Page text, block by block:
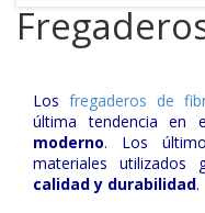
Los fregaderos de
última tendencia en
moderno. Los
materiales utilizados
calidad y durabilidad.